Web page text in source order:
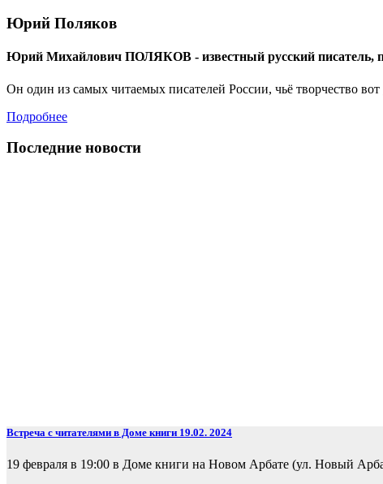
Юрий Поляков
Юрий Михайлович ПОЛЯКОВ - известный русский писатель,
Он один из самых читаемых писателей России, чьё творчество
Подробнее
Последние новости
Встреча с читателями в Доме книги 19.02. 2024
19 февраля в 19:00 в Доме книги на Новом Арбате (ул. Новый